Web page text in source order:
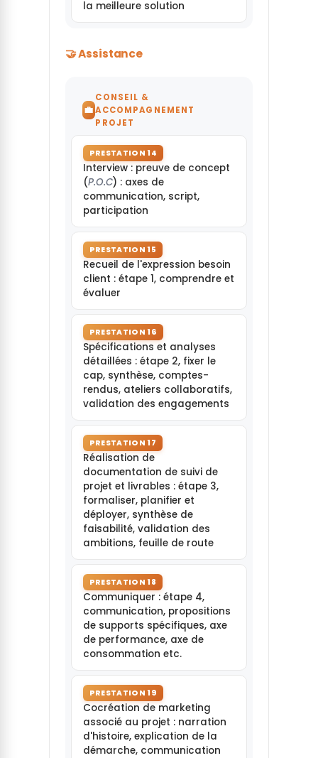
la meilleure solution
🤝 Assistance
💼
CONSEIL &
ACCOMPAGNEMENT
PROJET
PRESTATION 14
Interview : preuve de concept
(P.O.C) : axes de
communication, script,
participation
PRESTATION 15
Recueil de l'expression besoin
client : étape 1, comprendre et
évaluer
PRESTATION 16
Spécifications et analyses
détaillées : étape 2, fixer le
cap, synthèse, comptes-
rendus, ateliers collaboratifs,
validation des engagements
PRESTATION 17
Réalisation de
documentation de suivi de
projet et livrables : étape 3,
formaliser, planifier et
déployer, synthèse de
faisabilité, validation des
ambitions, feuille de route
PRESTATION 18
Communiquer : étape 4,
communication, propositions
de supports spécifiques, axe
de performance, axe de
consommation etc.
PRESTATION 19
Cocréation de marketing
associé au projet : narration
d'histoire, explication de la
démarche, communication